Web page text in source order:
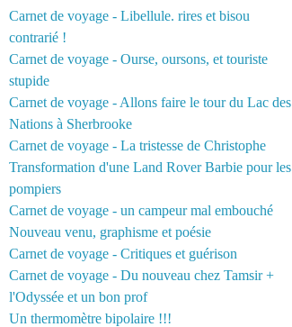
Carnet de voyage - Libellule. rires et bisou
contrarié !
Carnet de voyage - Ourse, oursons, et touriste
stupide
Carnet de voyage - Allons faire le tour du Lac des
Nations à Sherbrooke
Carnet de voyage - La tristesse de Christophe
Transformation d'une Land Rover Barbie pour les
pompiers
Carnet de voyage - un campeur mal embouché
Nouveau venu, graphisme et poésie
Carnet de voyage - Critiques et guérison
Carnet de voyage - Du nouveau chez Tamsir +
l'Odyssée et un bon prof
Un thermomètre bipolaire !!!